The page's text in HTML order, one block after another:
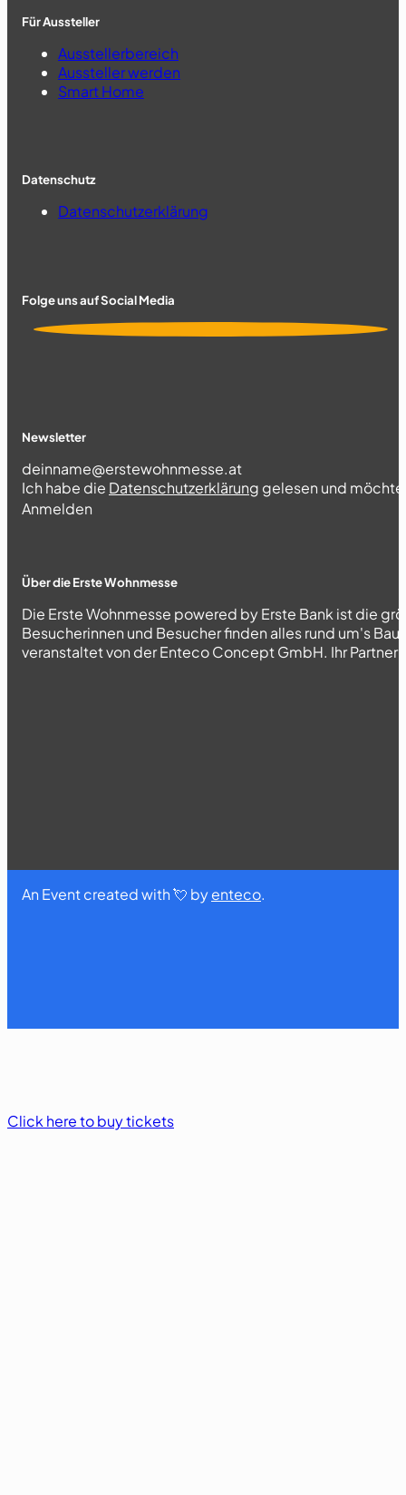
Für Aussteller
Ausstellerbereich
Aussteller werden
Smart Home
Datenschutz
Datenschutzerklärung
Folge uns auf Social Media
Newsletter
Section
Ich habe die Datenschutzerklärung gelesen und
Abschnitt
Anmelden
Über die Erste Wohnmesse
Die Erste Wohnmesse powered by Erste Bank ist die
Besucherinnen und Besucher finden alles rund um's
veranstaltet von der Enteco Concept GmbH. Ihr Partner
An Event created with 💘 byenteco.
Click here to buy tickets